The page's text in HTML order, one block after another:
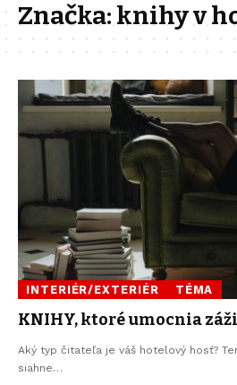
Značka:knihy v
INTERIÉR/EXTERIÉR TÉMA
KNIHY, ktoré umocnia
Aký typ čitateľa je váš hotelový hosť?
siahne…